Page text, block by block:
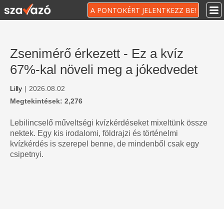
A PONTOKÉRT JELENTKEZZ BE!
Zsenimérő érkezett - Ez a kvíz
67%-kal növeli meg a jókedvedet
Lilly | 2026.08.02
Megtekintések: 2,276
Lebilincselő műveltségi kvízkérdéseket mixeltünk össze
nektek. Egy kis irodalomi, földrajzi és történelmi
kvízkérdés is szerepel benne, de mindenből csak egy
csipetnyi.